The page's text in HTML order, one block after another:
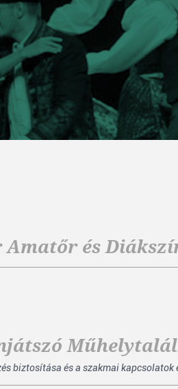
Amatőr és
biztosítása és a szakmai